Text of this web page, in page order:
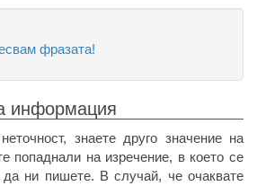
фразата!
информация
знаете друго значение на
попаднали на изречение, в което се
да ни пишете. В случай, че очаквате